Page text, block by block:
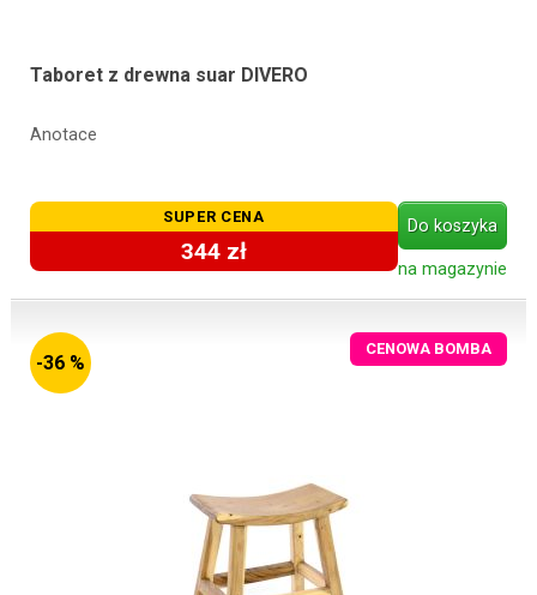
Taboret z drewna suar DIVERO
Anotace
SUPER CENA
344 zł
Do koszyka
na magazynie
-36 %
CENOWA BOMBA